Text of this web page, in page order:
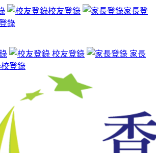
校友登錄
家長登
錄
校友登錄
家長
登錄